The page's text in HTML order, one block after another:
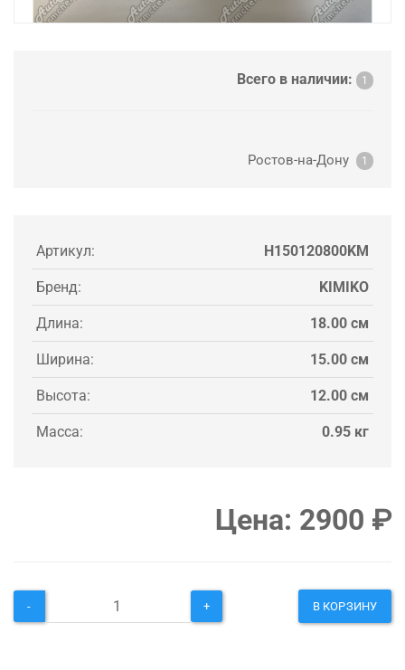
Всего в наличии: 1
Ростов-на-Дону 1
Артикул: H150120800KM
Бренд: KIMIKO
Длина: 18.00 см
Ширина: 15.00 см
Высота: 12.00 см
Масса: 0.95 кг
Цена: 2900 ₽
- + В КОРЗИНУ